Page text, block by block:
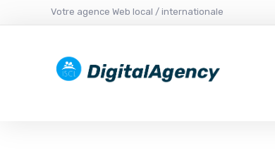
Votre agence Web local / internationale